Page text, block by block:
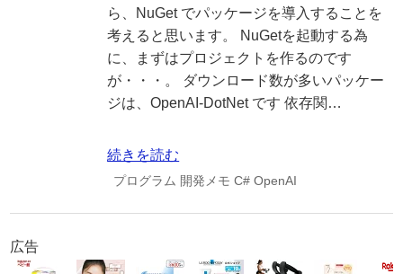
ら、NuGet でパッケージを導入することを
考えると思います。 NuGetを起動する為
に、まずはプロジェクトを作るのです
が・・・。 ダウンロード数が多いパッケー
ジは、OpenAI-DotNet です 依存関…
続きを読む
プログラム 開発メモ C# OpenAI
広告